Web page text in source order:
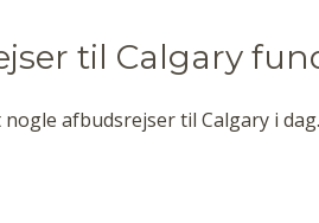
til Calgary
afbudsrejser til Calgary i